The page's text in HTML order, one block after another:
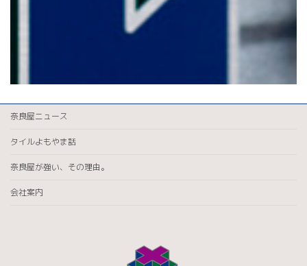
奈良屋ニュース
タイルよもやま話
奈良屋が強い、その理由。
会社案内